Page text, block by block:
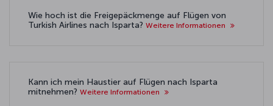
Wie hoch ist die Freigepäckmenge auf Flügen von
Turkish Airlines nach Isparta? Weitere Informationen
Kann ich mein Haustier auf Flügen nach Isparta
mitnehmen? Weitere Informationen